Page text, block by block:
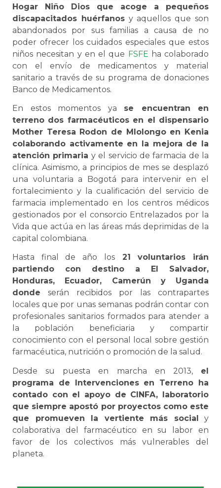
Hogar Niño Dios que acoge a pequeños
discapacitados huérfanosy aquellos que son
abandonados por sus familias a causa de no
poder ofrecer los cuidados especiales que estos
niños necesitan y en el que FSFE ha colaborado
con el envío de medicamentos y material
sanitario a través de su programa de donaciones
Banco de Medicamentos.
En estos momentos ya se encuentran en
terreno dos farmacéuticos en el dispensario
Mother Teresa Rodon de Mlolongo en Kenia
colaborando activamente en la mejora de la
atención primaria y el servicio de farmacia de la
clínica. Asimismo, a principios de mes se desplazó
una voluntaria a Bogotá para intervenir en el
fortalecimiento y la cualificación del servicio de
farmacia implementado en los centros médicos
gestionados por el consorcio Entrelazados por la
Vida que actúa en las áreas más deprimidas de la
capital colombiana.
Hasta final de año los21 voluntarios irán
partiendo con destino a El Salvador,
Honduras, Ecuador, Camerún y Uganda
donde serán recibidos por las contrapartes
locales que por unas semanas podrán contar con
profesionales sanitarios formados para atender a
la población beneficiaria y compartir
conocimiento con el personal local sobre gestión
farmacéutica, nutrición o promoción de la salud.
Desde su puesta en marcha en 2013, el
programa de Intervenciones en Terreno ha
contado con el apoyo de CINFA, laboratorio
que siempre apostó por proyectos como este
que promueven la vertiente más social y
colaborativa del farmacéutico en su labor en
favor de los colectivos más vulnerables del
planeta.